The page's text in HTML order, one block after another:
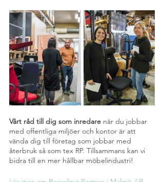
Vårt råd till dig som inredare när du jobbar
med offentliga miljöer och kontor är att
vända dig till företag som jobbar med
återbruk så som tex RP. Tillsammans kan vi
bidra till en mer hållbar möbelindustri!